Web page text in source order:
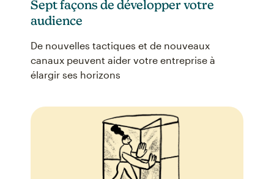
Sept façons de développer votre
audience
De nouvelles tactiques et de nouveaux
canaux peuvent aider votre entreprise à
élargir ses horizons